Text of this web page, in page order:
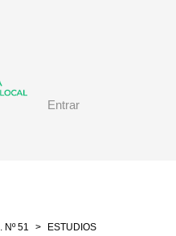
Entrar
Nº 51 ESTUDIOS